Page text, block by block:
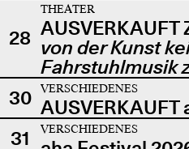
28
THEATER
AUSVERKAUFT
von der Kunst
Fahrstuhlmusik
30
VERSCHIEDENES
AUSVERKAUFT
31
VERSCHIEDENES